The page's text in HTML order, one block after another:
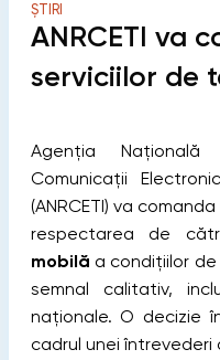
ȘTIRI
ANRCETI va
serviciilor de
Agenția
Comunicații
(ANRCETI) va
respectarea de
mobilă a condițiilor
semnal calitativ,
naționale. O decizie
cadrul unei întrevederi